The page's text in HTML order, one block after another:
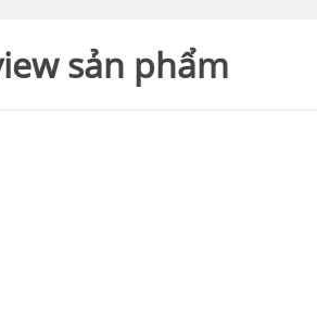
sản phẩm